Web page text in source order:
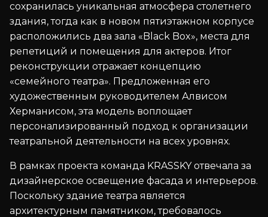
сохранилась уникальная атмосфера столетнего
здания, тогда как в новом пятиэтажном корпусе
расположились два зала «Black Box», места для
репетиций и помещения для актеров. Итог
реконструкции отражает концепцию
«семейного театра». Предложенная его
художественным руководителем Алвисом
Херманисом, эта модель воплощает
персонализированный подход к организации
театральной деятельности на всех уровнях.
В рамках проекта команда KRASSKY отвечала за
дизайнерское освещение фасада и интерьеров.
Поскольку здание театра является
архитектурным памятником, требовалось